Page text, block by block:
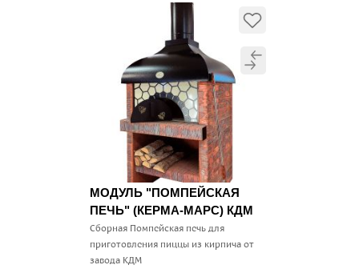
МОДУЛЬ "ПОМПЕЙСКАЯ
ПЕЧЬ" (КЕРМА-МАРС) КДМ
Сборная Помпейская печь для
приготовления пиццы из кирпича от
завода КДМ